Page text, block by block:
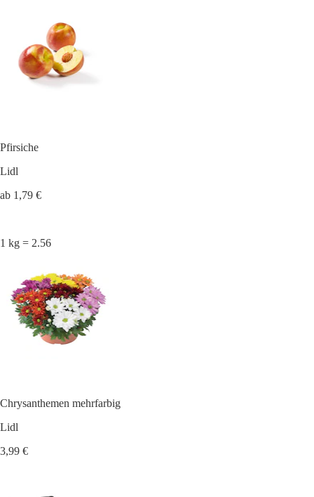
Pfirsiche
Lidl
ab 1,79 €
1 kg = 2.56
Chrysanthemen mehrfarbig
Lidl
3,99 €